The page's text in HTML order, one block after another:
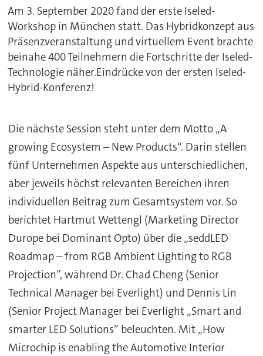
Am 3. September 2020 fand der erste Iseled-
Workshop in München statt. Das Hybridkonzept aus
Präsenzveranstaltung und virtuellem Event brachte
beinahe 400 Teilnehmern die Fortschritte der Iseled-
Technologie näher.Eindrücke von der ersten Iseled-
Hybrid-Konferenz!
Die nächste Session steht unter dem Motto „A
growing Ecosystem – New Products“. Darin stellen
fünf Unternehmen Aspekte aus unterschiedlichen,
aber jeweils höchst relevanten Bereichen ihren
individuellen Beitrag zum Gesamtsystem vor. So
berichtet Hartmut Wettengl (Marketing Director
Durope bei Dominant Opto) über die „seddLED
Roadmap – from RGB Ambient Lighting to RGB
Projection”, während Dr. Chad Cheng (Senior
Technical Manager bei Everlight) und Dennis Lin
(Senior Project Manager bei Everlight „Smart and
smarter LED Solutions” beleuchten. Mit „How
Microchip is enabling the Automotive Interior